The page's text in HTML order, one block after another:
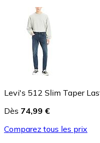
Levi's 512 Slim Taper
Dès 74,99 €
Comparez tous les prix